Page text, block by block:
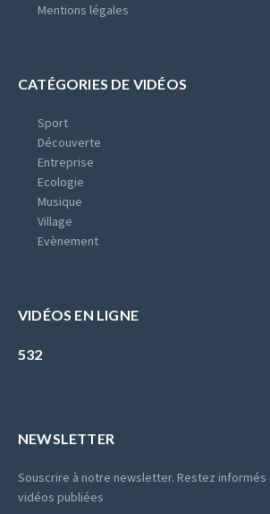
Mentions légales
CATÉGORIES DE VIDÉOS
Sport
Découverte
Entreprise
Ecologie
Musique
Village
Evènement
VIDÉOS EN LIGNE
532
NEWSLETTER
Souscrire à notre newsletter. Restez informés
vidéos publiées